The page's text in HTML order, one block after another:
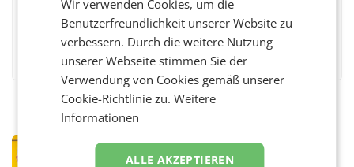
FacebookTwitterMessengerWhatsAppLinkedInXING Teilen
PRIMENEWS
Wir verwenden Cookies, um die
Benutzerfreundlichkeit unserer Website zu
verbessern. Durch die weitere Nutzung
unserer Webseite stimmen Sie der
Verwendung von Cookies gemäß unserer
Cookie-Richtlinie zu.Weitere
Informationen
ALLE AKZEPTIEREN